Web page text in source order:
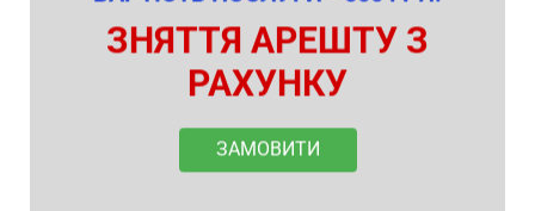
ЗНЯТТЯ АРЕШТУ З
РАХУНКУ
ЗАМОВИТИ